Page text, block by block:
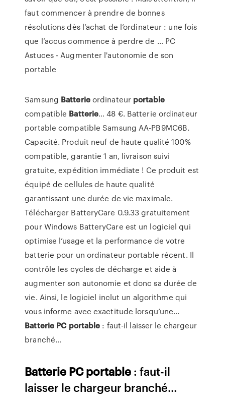
faut commencer à prendre de bonnes
résolutions dès l’achat de l’ordinateur : une fois
que l’accus commence à perdre de … PC
Astuces - Augmenter l'autonomie de son
portable
Samsung Batterieordinateur portable
compatible Batterie… 48 €. Batterie ordinateur
portable compatible Samsung AA-PB9MC6B.
Capacité. Produit neuf de haute qualité 100%
compatible, garantie 1 an, livraison suivi
gratuite, expédition immédiate ! Ce produit est
équipé de cellules de haute qualité
garantissant une durée de vie maximale.
Télécharger BatteryCare 0.9.33 gratuitement
pour Windows BatteryCare est un logiciel qui
optimise l’usage et la performance de votre
batterie pour un ordinateur portable récent. Il
contrôle les cycles de décharge et aide à
augmenter son autonomie et donc sa durée de
vie. Ainsi, le logiciel inclut un algorithme qui
vous informe avec exactitude lorsqu’une...
Batterie PC portable : faut-il laisser le chargeur
branché…
Batterie PCportable : faut-il
laisser le chargeur branché…